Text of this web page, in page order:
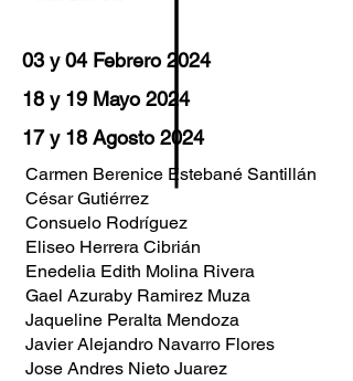
03 y 04 Febrero 2024
18 y 19 Mayo 2024
17 y 18 Agosto 2024
Carmen Berenice Estebané Santillán
César Gutiérrez
Consuelo Rodríguez
Eliseo Herrera Cibrián
Enedelia Edith Molina Rivera
Gael Azuraby Ramirez Muza
Jaqueline Peralta Mendoza
Javier Alejandro Navarro Flores
Jose Andres Nieto Juarez